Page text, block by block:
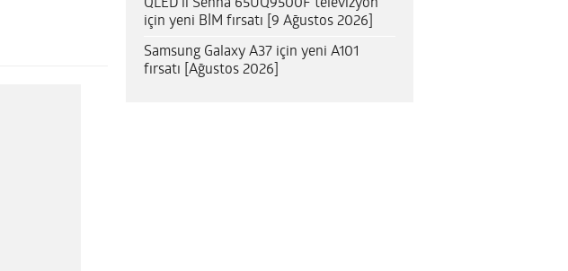
QLED’li Senna 65UQ9500F televizyon
için yeni BİM fırsatı [9 Ağustos 2026]
Samsung Galaxy A37 için yeni A101
fırsatı [Ağustos 2026]